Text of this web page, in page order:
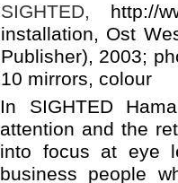
SIGHTED, http://
installation, Ost
Publisher), 2003;
10 mirrors, colour
In SIGHTED
attention and the
into focus at eye
business people